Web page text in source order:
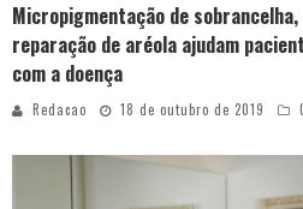
Micropigmentação de
reparação de aréola ajudam
com a doença
Redacao 18 de outubro de 2019